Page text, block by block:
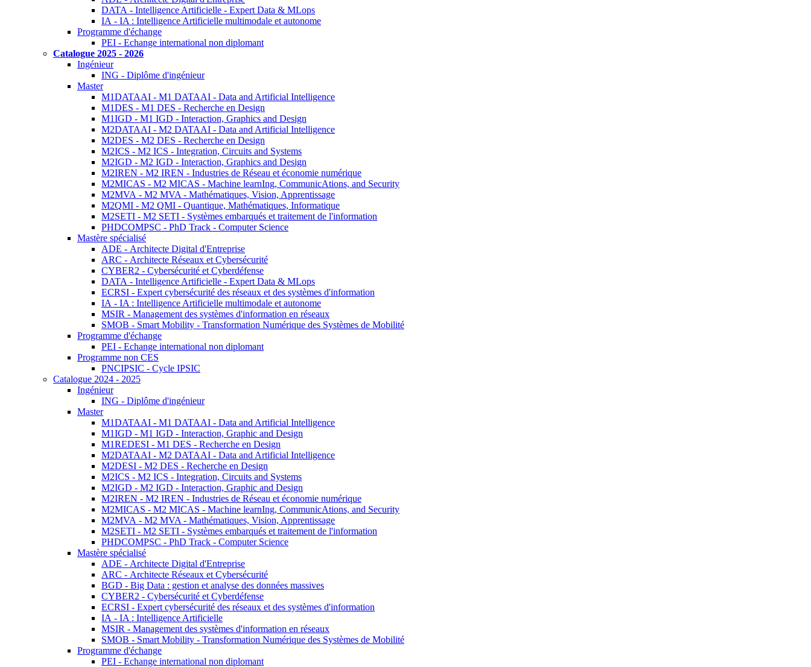
DATA - Intelligence Artificielle - Expert Data & MLops
IA - IA : Intelligence Artificielle multimodale et autonome
Programme d'échange
PEI - Echange international non diplomant
Catalogue 2025 - 2026
Ingénieur
ING - Diplôme d'ingénieur
Master
M1DATAAI - M1 DATAAI - Data and Artificial Intelligence
M1DES - M1 DES - Recherche en Design
M1IGD - M1 IGD - Interaction, Graphics and Design
M2DATAAI - M2 DATAAI - Data and Artificial Intelligence
M2DES - M2 DES - Recherche en Design
M2ICS - M2 ICS - Integration, Circuits and Systems
M2IGD - M2 IGD - Interaction, Graphics and Design
M2IREN - M2 IREN - Industries de Réseau et économie numérique
M2MICAS - M2 MICAS - Machine learnIng, CommunicAtions, and Security
M2MVA - M2 MVA - Mathématiques, Vision, Apprentissage
M2QMI - M2 QMI - Quantique, Mathématiques, Informatique
M2SETI - M2 SETI - Systèmes embarqués et traitement de l'information
PHDCOMPSC - PhD Track - Computer Science
Mastère spécialisé
ADE - Architecte Digital d'Entreprise
ARC - Architecte Réseaux et Cybersécurité
CYBER2 - Cybersécurité et Cyberdéfense
DATA - Intelligence Artificielle - Expert Data & MLops
ECRSI - Expert cybersécurité des réseaux et des systèmes d'information
IA - IA : Intelligence Artificielle multimodale et autonome
MSIR - Management des systèmes d'information en réseaux
SMOB - Smart Mobility - Transformation Numérique des Systèmes de Mobilité
Programme d'échange
PEI - Echange international non diplomant
Programme non CES
PNCIPSIC - Cycle IPSIC
Catalogue 2024 - 2025
Ingénieur
ING - Diplôme d'ingénieur
Master
M1DATAAI - M1 DATAAI - Data and Artificial Intelligence
M1IGD - M1 IGD - Interaction, Graphic and Design
M1REDESI - M1 DES - Recherche en Design
M2DATAAI - M2 DATAAI - Data and Artificial Intelligence
M2DESI - M2 DES - Recherche en Design
M2ICS - M2 ICS - Integration, Circuits and Systems
M2IGD - M2 IGD - Interaction, Graphic and Design
M2IREN - M2 IREN - Industries de Réseau et économie numérique
M2MICAS - M2 MICAS - Machine learnIng, CommunicAtions, and Security
M2MVA - M2 MVA - Mathématiques, Vision, Apprentissage
M2SETI - M2 SETI - Systèmes embarqués et traitement de l'information
PHDCOMPSC - PhD Track - Computer Science
Mastère spécialisé
ADE - Architecte Digital d'Entreprise
ARC - Architecte Réseaux et Cybersécurité
BGD - Big Data : gestion et analyse des données massives
CYBER2 - Cybersécurité et Cyberdéfense
ECRSI - Expert cybersécurité des réseaux et des systèmes d'information
IA - IA : Intelligence Artificielle
MSIR - Management des systèmes d'information en réseaux
SMOB - Smart Mobility - Transformation Numérique des Systèmes de Mobilité
Programme d'échange
PEI - Echange international non diplomant